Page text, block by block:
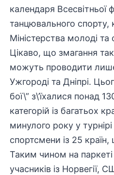
календаря Всесвітньої
танцювального спорту,
Міністерства молоді та
Цікаво, що змагання
можуть проводити
Ужгороді та Дніпрі.
бої\” з\’їхалися понад
категорій із багатьох
минулого року у
спортсмени із 25 країн,
Таким чином на
учасників із Норвегії,